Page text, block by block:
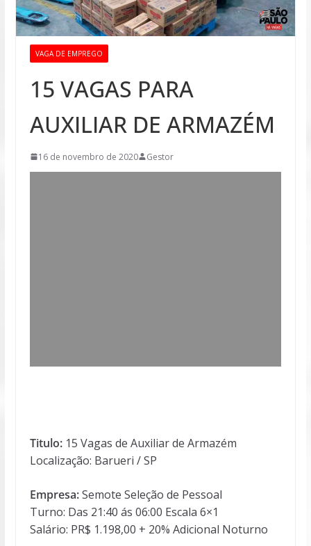
VAGA DE EMPREGO
15 VAGAS PARA
AUXILIAR DE ARMAZÉM
16 de novembro de 2020 Gestor
Titulo:15 Vagas de Auxiliar de Armazém
Localização: Barueri / SP
Empresa:Semote Seleção de Pessoal
Turno: Das 21:40 ás 06:00 Escala 6×1
Salário: PR$ 1.198,00 + 20% Adicional Noturno